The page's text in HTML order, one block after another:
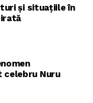
și situațiile în
celebru Nuru